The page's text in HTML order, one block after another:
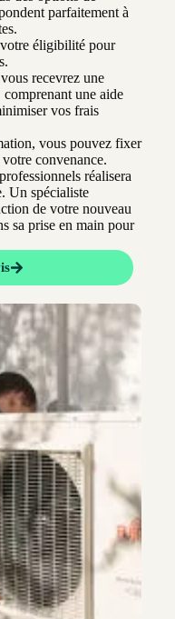
parfaitement à
éligibilité pour
recevrez une
comprenant une aide
vos frais
vous pouvez fixer
convenance.
réalisera
Un spécialiste
de votre nouveau
sa prise en main pour